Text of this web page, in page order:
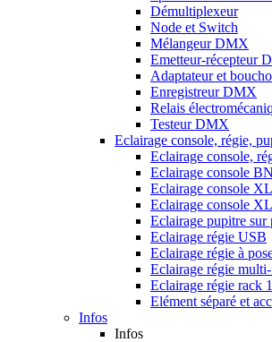
Démultiplexeur
Node et Switch
Mélangeur DMX
Emetteur-récepteur
Adaptateur et
Enregistreur DMX
Relais
Testeur DMX
Eclairage console, régie,
Eclairage console,
Eclairage console
Eclairage console
Eclairage console
Eclairage pupitre sur
Eclairage régie USB
Eclairage régie à
Eclairage régie
Eclairage régie rack
Elément séparé et
Infos
Infos